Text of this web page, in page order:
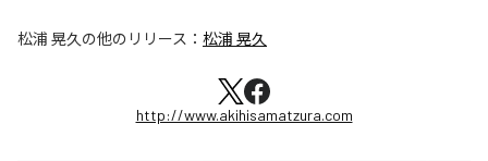
松浦 晃久 の他のリリース： 松浦 晃久
http://www.akihisamatzura.com